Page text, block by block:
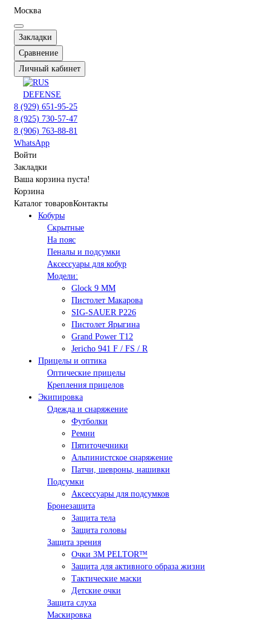
Москва
Закладки
Сравнение
Личный кабинет
8 (929) 651-95-25
8 (925) 730-57-47
8 (906) 763-88-81
WhatsApp
Войти
Закладки
Ваша корзина пуста!
Корзина
Каталог товаровКонтакты
Кобуры
Скрытные
На пояс
Пеналы и подсумки
Аксессуары для кобур
Модели:
Glock 9 ММ
Пистолет Макарова
SIG-SAUER P226
Пистолет Ярыгина
Grand Power T12
Jericho 941 F / FS / R
Прицелы и оптика
Оптические прицелы
Крепления прицелов
Экипировка
Одежда и снаряжение
Футболки
Ремни
Пятиточечники
Альпинистское снаряжение
Патчи, шевроны, нашивки
Подсумки
Аксессуары для подсумков
Бронезащита
Защита тела
Защита головы
Защита зрения
Очки 3М PELTOR™
Защита для активного образа жизни
Тактические маски
Детские очки
Защита слуха
Маскировка